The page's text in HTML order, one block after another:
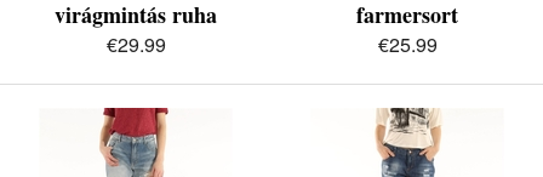
virágmintás ruha
€29.99
farmersort
€25.99